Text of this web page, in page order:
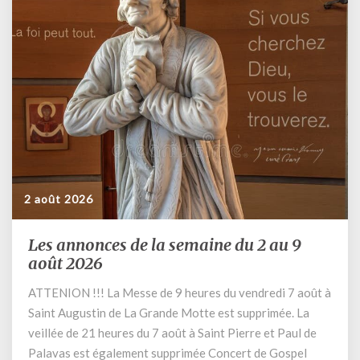
2 août 2026
Les
annonces
la
semaine
du
2
Les annonces de la semaine du 2 au 9
août 2026
ATTENION !!! La Messe de 9 heures du vendredi 7 août à
Saint Augustin de La Grande Motte est supprimée. La
veillée de 21 heures du 7 août à Saint Pierre et Paul de
Palavas est également supprimée Concert de Gospel